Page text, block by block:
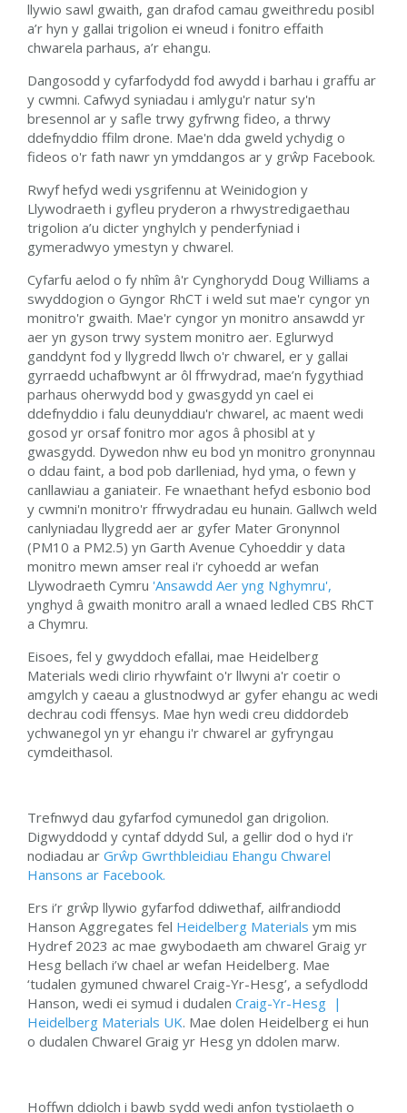
llywio sawl gwaith, gan drafod camau gweithredu posibl
a’r hyn y gallai trigolion ei wneud i fonitro effaith
chwarela parhaus, a’r ehangu.
Dangosodd y cyfarfodydd fod awydd i barhau i graffu ar
y cwmni. Cafwyd syniadau i amlygu'r natur sy'n
bresennol ar y safle trwy gyfrwng fideo, a thrwy
ddefnyddio ffilm drone. Mae'n dda gweld ychydig o
fideos o'r fath nawr yn ymddangos ar y grŵp Facebook.
Rwyf hefyd wedi ysgrifennu at Weinidogion y
Llywodraeth i gyfleu pryderon a rhwystredigaethau
trigolion a’u dicter ynghylch y penderfyniad i
gymeradwyo ymestyn y chwarel.
Cyfarfu aelod o fy nhîm â'r Cynghorydd Doug Williams a
swyddogion o Gyngor RhCT i weld sut mae'r cyngor yn
monitro'r gwaith. Mae'r cyngor yn monitro ansawdd yr
aer yn gyson trwy system monitro aer. Eglurwyd
ganddynt fod y llygredd llwch o'r chwarel, er y gallai
gyrraedd uchafbwynt ar ôl ffrwydrad, mae’n fygythiad
parhaus oherwydd bod y gwasgydd yn cael ei
ddefnyddio i falu deunyddiau'r chwarel, ac maent wedi
gosod yr orsaf fonitro mor agos â phosibl at y
gwasgydd. Dywedon nhw eu bod yn monitro gronynnau
o ddau faint, a bod pob darlleniad, hyd yma, o fewn y
canllawiau a ganiateir. Fe wnaethant hefyd esbonio bod
y cwmni'n monitro'r ffrwydradau eu hunain. Gallwch weld
canlyniadau llygredd aer ar gyfer Mater Gronynnol
(PM10 a PM2.5) yn Garth Avenue Cyhoeddir y data
monitro mewn amser real i'r cyhoedd ar wefan
Llywodraeth Cymru 'Ansawdd Aer yng Nghymru',
ynghyd â gwaith monitro arall a wnaed ledled CBS RhCT
a Chymru.
Eisoes, fel y gwyddoch efallai, mae Heidelberg
Materials wedi clirio rhywfaint o'r llwyni a'r coetir o
amgylch y caeau a glustnodwyd ar gyfer ehangu ac wedi
dechrau codi ffensys. Mae hyn wedi creu diddordeb
ychwanegol yn yr ehangu i'r chwarel ar gyfryngau
cymdeithasol.
Trefnwyd dau gyfarfod cymunedol gan drigolion.
Digwyddodd y cyntaf ddydd Sul, a gellir dod o hyd i'r
nodiadau ar Grŵp Gwrthbleidiau Ehangu Chwarel
Hansons ar Facebook.
Ers i’r grŵp llywio gyfarfod ddiwethaf, ailfrandiodd
Hanson Aggregates fel Heidelberg Materials ym mis
Hydref 2023 ac mae gwybodaeth am chwarel Graig yr
Hesg bellach i’w chael ar wefan Heidelberg. Mae
‘tudalen gymuned chwarel Craig-Yr-Hesg’, a sefydlodd
Hanson, wedi ei symud i dudalen Craig-Yr-Hesg |
Heidelberg Materials UK. Mae dolen Heidelberg ei hun
o dudalen Chwarel Graig yr Hesg yn ddolen marw.
Hoffwn ddiolch i bawb sydd wedi anfon tystiolaeth o